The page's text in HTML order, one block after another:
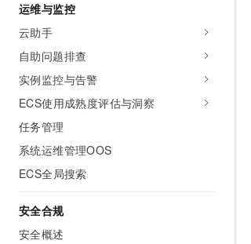
运维与监控
云助手
自助问题排查
实例监控与告警
ECS使用成熟度评估与洞察
任务管理
系统运维管理OOS
ECS全局搜索
安全合规
安全概述